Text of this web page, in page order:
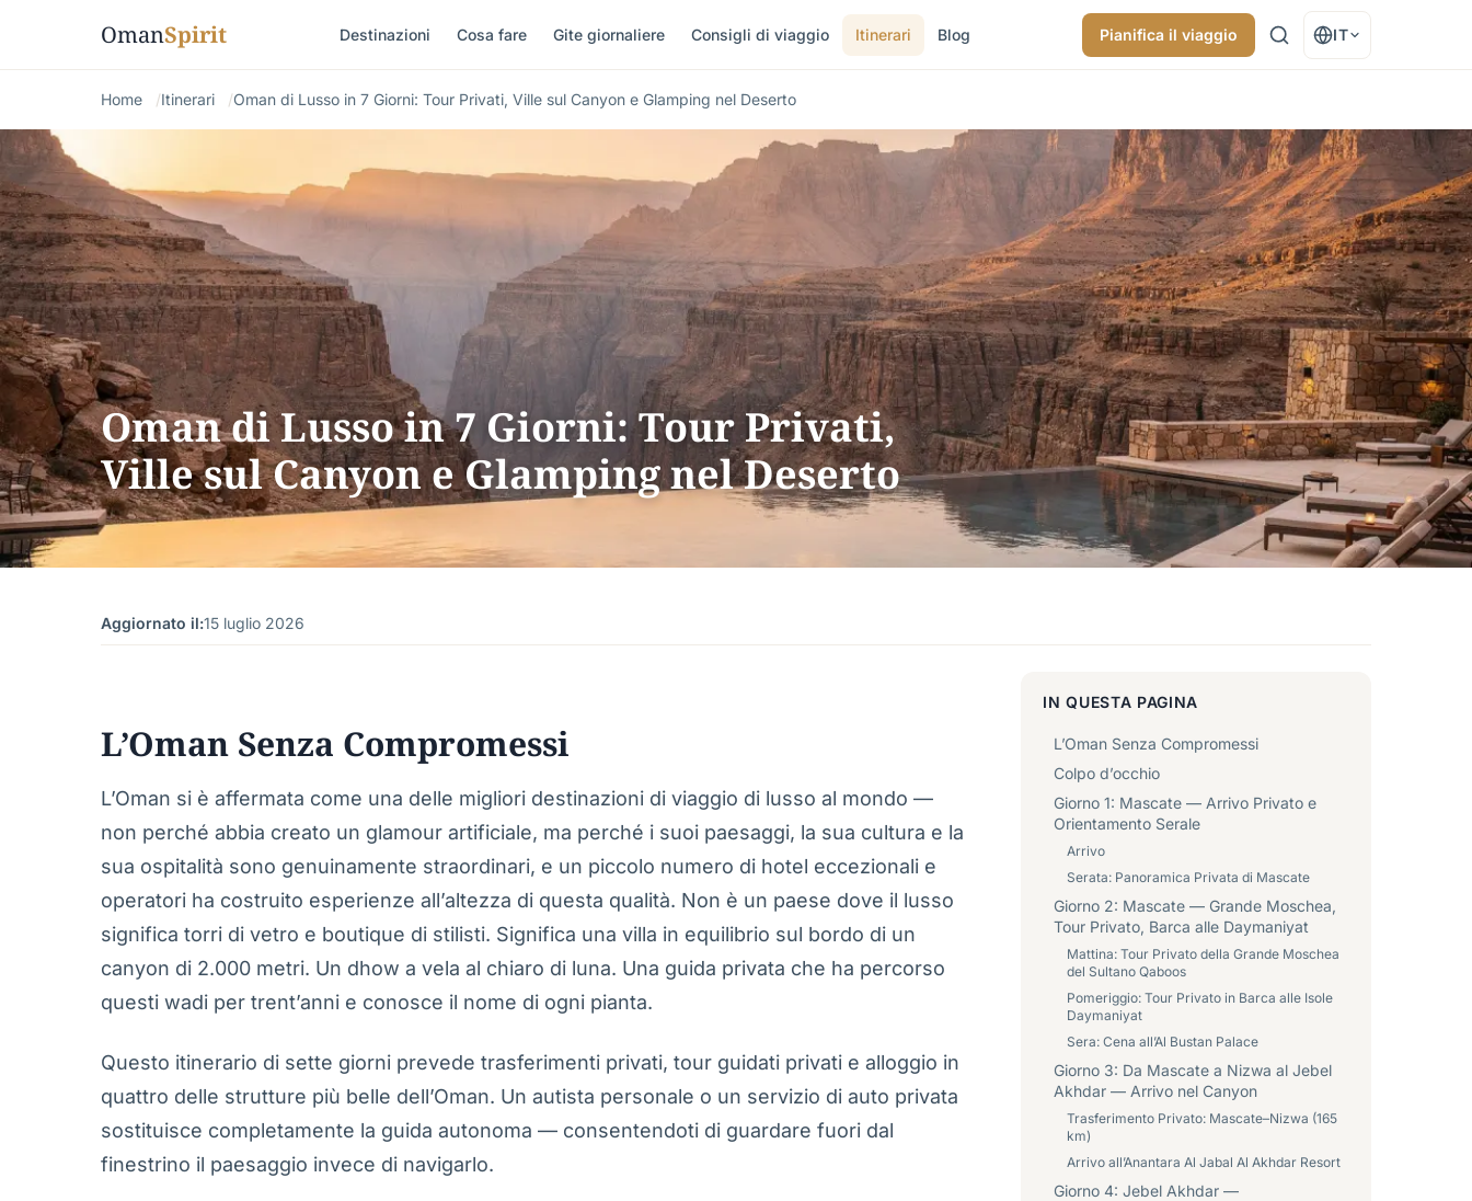
OmanSpirit Destinazioni Cosa fare Gite giornaliere Consigli di viaggio Itinerari Blog Pianifica il viaggio IT
Home Itinerari Oman di Lusso in 7 Giorni: Tour Privati, Ville sul Canyon e Glamping nel Deserto
Oman di Lusso in 7 Giorni: Tour Privati,
Ville sul Canyon e Glamping nel Deserto
Aggiornato il:15 luglio 2026
L’Oman Senza Compromessi
L’Oman si è affermata come una delle migliori destinazioni di viaggio di lusso al mondo —
non perché abbia creato un glamour artificiale, ma perché i suoi paesaggi, la sua cultura e la
sua ospitalità sono genuinamente straordinari, e un piccolo numero di hotel eccezionali e
operatori ha costruito esperienze all’altezza di questa qualità. Non è un paese dove il lusso
significa torri di vetro e boutique di stilisti. Significa una villa in equilibrio sul bordo di un
canyon di 2.000 metri. Un dhow a vela al chiaro di luna. Una guida privata che ha percorso
questi wadi per trent’anni e conosce il nome di ogni pianta.
Questo itinerario di sette giorni prevede trasferimenti privati, tour guidati privati e alloggio in
quattro delle strutture più belle dell’Oman. Un autista personale o un servizio di auto privata
sostituisce completamente la guida autonoma — consentendoti di guardare fuori dal
finestrino il paesaggio invece di navigarlo.
IN QUESTA PAGINA
L’Oman Senza Compromessi
Colpo d’occhio
Giorno 1: Mascate — Arrivo Privato e
Orientamento Serale
Arrivo
Serata: Panoramica Privata di Mascate
Giorno 2: Mascate — Grande Moschea,
Tour Privato, Barca alle Daymaniyat
Mattina: Tour Privato della Grande Moschea
del Sultano Qaboos
Pomeriggio: Tour Privato in Barca alle Isole
Daymaniyat
Sera: Cena all’Al Bustan Palace
Giorno 3: Da Mascate a Nizwa al Jebel
Akhdar — Arrivo nel Canyon
Trasferimento Privato: Mascate–Nizwa (165
km)
Arrivo all’Anantara Al Jabal Al Akhdar Resort
Giorno 4: Jebel Akhdar —